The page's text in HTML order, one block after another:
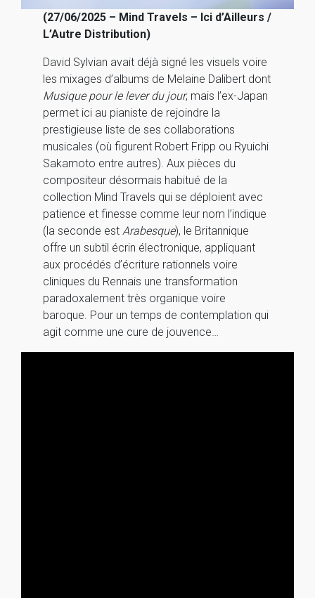
(27/06/2025 – Mind Travels – Ici d’Ailleurs /
L’Autre Distribution)
David Sylvian avait déjà signé les visuels voire
les mixages d’albums de Melaine Dalibert dont
Musique pour le lever du jour, mais l’ex-Japan
permet ici au pianiste de rejoindre la
prestigieuse liste de ses collaborations
musicales (où figurent Robert Fripp ou Ryuichi
Sakamoto entre autres). Aux pièces du
compositeur désormais habitué de la
collection Mind Travels qui se déploient avec
patience et finesse comme leur nom l’indique
(la seconde estArabesque), le Britannique
offre un subtil écrin électronique, appliquant
aux procédés d’écriture rationnels voire
cliniques du Rennais une transformation
paradoxalement très organique voire
baroque. Pour un temps de contemplation qui
agit comme une cure de jouvence…